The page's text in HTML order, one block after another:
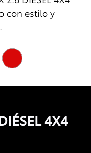
con estilo y
4X4